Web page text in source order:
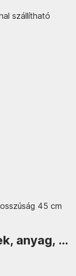
szállítható
45 cm
anyag, …